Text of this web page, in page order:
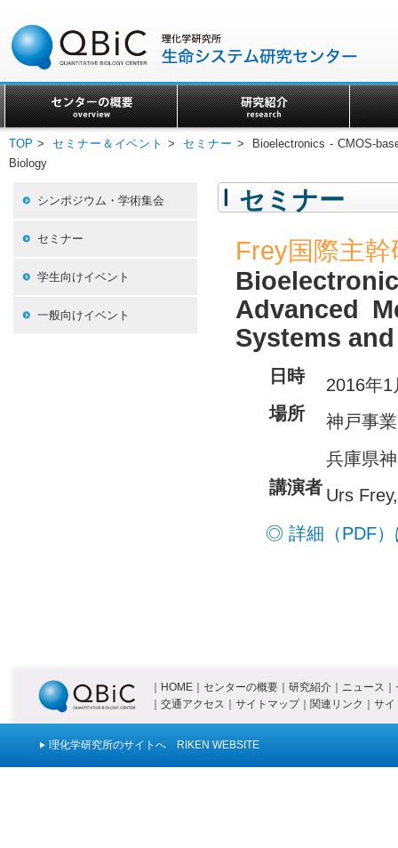
TOP > セミナー＆イベント > セミナー > Bioelectronics - CMOS-
Biology
シンポジウム・学術集会
セミナー
学生向けイベント
一般向けイベント
セミナー
Frey国際主
Advanced
Systems
日時
2016年
場所
神戸事
兵庫県
講演者 Urs Frey
◎ 詳細（PDF
HOME｜ センターの概要｜ 研究紹介｜ ニュース
交通アクセス サイトマップ｜ 関連リンク サイ
理化学研究所のサイトへ RIKEN WEBSITE